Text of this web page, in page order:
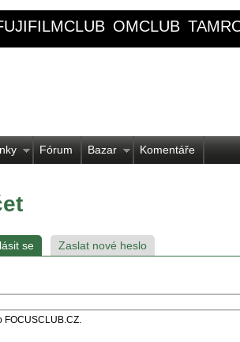
OMCLUB
Fórum Bazar Komentáře
se Zaslat nové heslo